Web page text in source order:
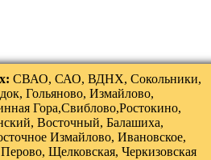
СВАО, САО, ВДНХ, Сокольники,
Гольяново, Измайлово,
Гора,Свиблово,Ростокино,
Восточный, Балашиха,
Измайлово, Ивановское,
Щелковская, Черкизовская